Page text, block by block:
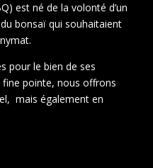
est né de la volonté d’un
bonsaï qui souhaitaient
pour le bien de ses
fine pointe, nous offrons
mais également en